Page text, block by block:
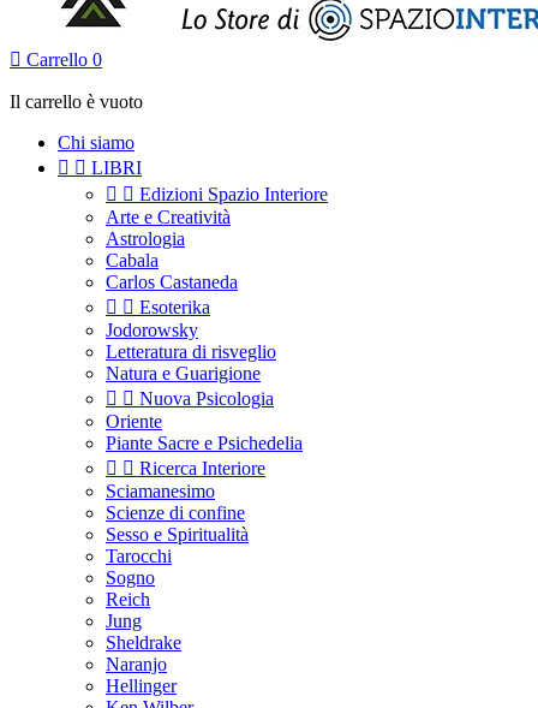
 Carrello 0
Il carrello è vuoto
Chi siamo
  LIBRI
  Edizioni Spazio Interiore
Arte e Creatività
Astrologia
Cabala
Carlos Castaneda
  Esoterika
Jodorowsky
Letteratura di risveglio
Natura e Guarigione
  Nuova Psicologia
Oriente
Piante Sacre e Psichedelia
  Ricerca Interiore
Sciamanesimo
Scienze di confine
Sesso e Spiritualità
Tarocchi
Sogno
Reich
Jung
Sheldrake
Naranjo
Hellinger